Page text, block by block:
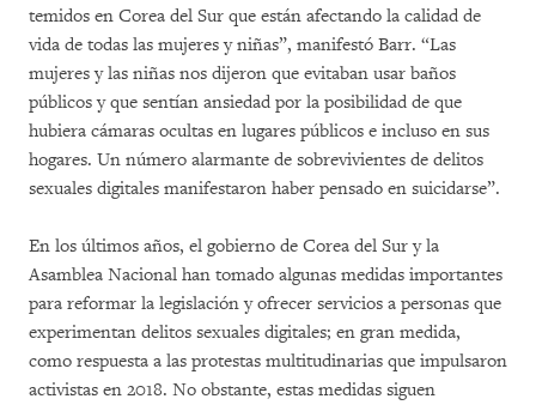
temidos en Corea del Sur que están afectando la calidad de
vida de todas las mujeres y niñas”, manifestó Barr. “Las
mujeres y las niñas nos dijeron que evitaban usar baños
públicos y que sentían ansiedad por la posibilidad de que
hubiera cámaras ocultas en lugares públicos e incluso en sus
hogares. Un número alarmante de sobrevivientes de delitos
sexuales digitales manifestaron haber pensado en suicidarse”.
En los últimos años, el gobierno de Corea del Sur y la
Asamblea Nacional han tomado algunas medidas importantes
para reformar la legislación y ofrecer servicios a personas que
experimentan delitos sexuales digitales; en gran medida,
como respuesta a las protestas multitudinarias que impulsaron
activistas en 2018. No obstante, estas medidas siguen